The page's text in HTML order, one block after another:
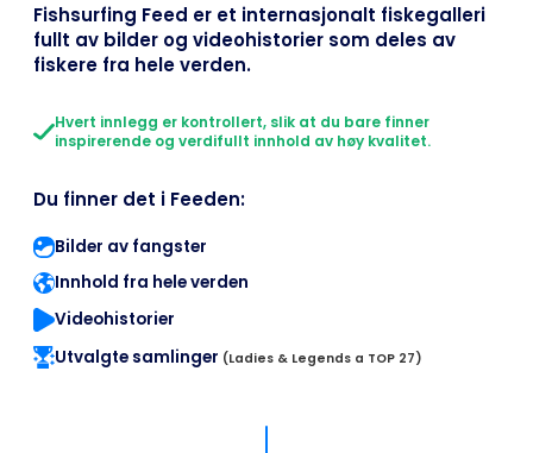
Fishsurfing Feed er et internasjonalt fiskegalleri
fullt av bilder og videohistorier som deles av
fiskere fra hele verden.
Hvert innlegg er kontrollert, slik at du bare finner
inspirerende og verdifullt innhold av høy kvalitet.
Du finner det i Feeden:
Bilder av fangster
Innhold fra hele verden
Videohistorier
Utvalgte samlinger (Ladies & Legends a TOP 27)